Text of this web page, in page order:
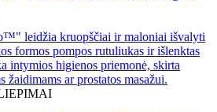
leidžia kruopščiai ir maloniai išvalyti
formos pompos rutuliukas ir išlenktas
intymios higienos priemonė, skirta
žaidimams ar prostatos masažui.